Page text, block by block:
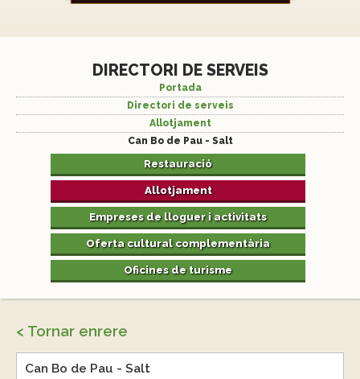
DIRECTORI DE SERVEIS
Portada
Directori de serveis
Allotjament
Can Bo de Pau - Salt
Restauració
Allotjament
Empreses de lloguer i activitats
Oferta cultural complementària
Oficines de turisme
< Tornar enrere
Can Bo de Pau - Salt